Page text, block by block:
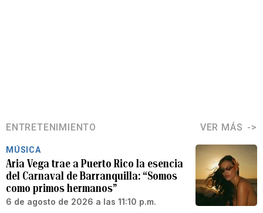
ENTRETENIMIENTO VER MÁS
MÚSICA
Aria Vega trae a Puerto Rico la esencia
del Carnaval de Barranquilla: “Somos
como primos hermanos”
6 de agosto de 2026 a las 11:10 p.m.